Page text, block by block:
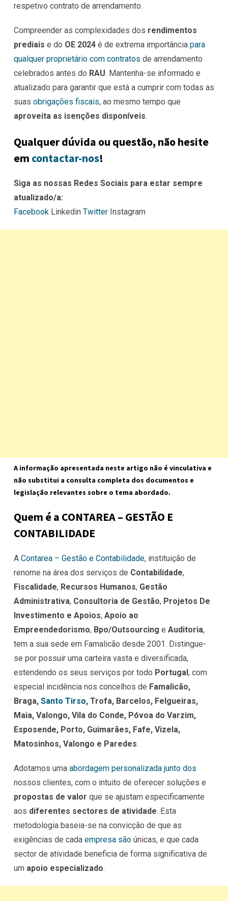
respetivo contrato de arrendamento.
Compreender as complexidades dos rendimentos
prediais e do OE 2024 é de extrema importância para
qualquer proprietário com contratos de arrendamento
celebrados antes do RAU. Mantenha-se informado e
atualizado para garantir que está a cumprir com todas as
suas obrigações fiscais, ao mesmo tempo que
aproveita as isenções disponíveis.
Qualquer dúvida ou questão, não hesite
em contactar-nos!
Siga as nossas Redes Sociais para estar sempre
atualizado/a:
Facebook Linkedin Twitter Instagram
A informação apresentada neste artigo não é vinculativa e
não substitui a consulta completa dos documentos e
legislação relevantes sobre o tema abordado.
Quem é a CONTAREA – GESTÃO E
CONTABILIDADE
A Contarea – Gestão e Contabilidade, instituição de
renome na área dos serviços de Contabilidade,
Fiscalidade, Recursos Humanos, Gestão
Administrativa, Consultoria de Gestão, Projetos De
Investimento e Apoios, Apoio ao
Empreendedorismo, Bpo/Outsourcing e Auditoria,
tem a sua sede em Famalicão desde 2001. Distingue-
se por possuir uma carteira vasta e diversificada,
estendendo os seus serviços por todo Portugal, com
especial incidência nos concelhos de Famalicão,
Braga, Santo Tirso, Trofa, Barcelos, Felgueiras,
Maia, Valongo, Vila do Conde, Póvoa do Varzim,
Esposende, Porto, Guimarães, Fafe, Vizela,
Matosinhos, Valongo e Paredes.
Adotamos uma abordagem personalizada junto dos
nossos clientes, com o intuito de oferecer soluções e
propostas de valor que se ajustam especificamente
aos diferentes sectores de atividade. Esta
metodologia baseia-se na convicção de que as
exigências de cada empresa são únicas, e que cada
sector de atividade beneficia de forma significativa de
um apoio especializado.